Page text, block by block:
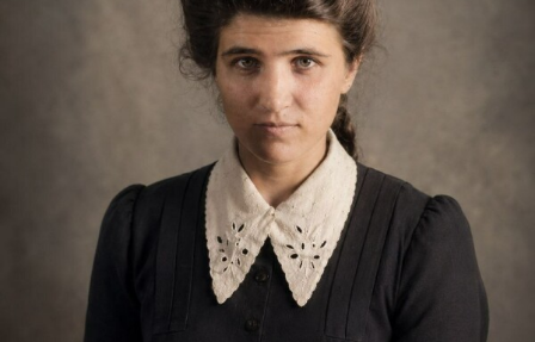
документов есть постановление об утверждении
https://docs.historyrussia.org/ru/indexes/values/77
Завод № 476 им. Дзержинского 7 чел.- Московский завод
№ 476 им. Дзержинского НКАП; связан с производством
авиационного электрооборудования/приборов зажигания;
позднее «Аэроэлектромаш».https://oboron-
prom.ru/page%2C76%2Cpredpriyatiya-401-
подтверждено
ЦУМ 7 чел.- Центральный универсальный магазин в
Москве на Петровке;
современное название ЦУМ носит с
https://www.tsum.ru/
подтверждено
Госбанк СССР 7 чел.- Государственный банк СССР;